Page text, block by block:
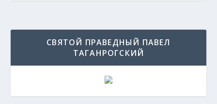
СВЯТОЙ ПРАВЕДНЫЙ ПАВЕЛ
ТАГАНРОГСКИЙ